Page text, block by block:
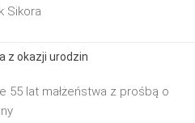
Sikora
z okazji urodzin
lat małżeństwa z prośbą o